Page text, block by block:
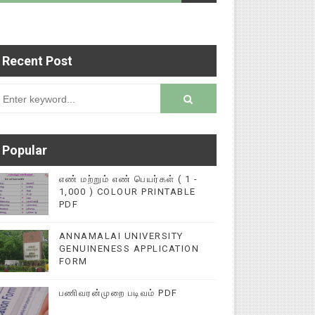
மின்னல் கல்விச் செய்தி இணையதளத்தில்
Recent Post
Popular
எண் மற்றும் எண் பெயர்கள் ( 1 -
1,000 ) COLOUR PRINTABLE
PDF
ANNAMALAI UNIVERSITY
GENUINENESS APPLICATION
FORM
பணிவரன்முறை படிவம் PDF